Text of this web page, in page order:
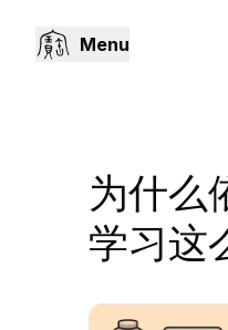
Menu
为什么
学习这